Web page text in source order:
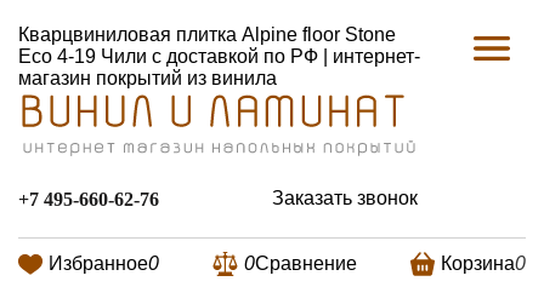
Кварцвиниловая плитка Alpine floor Stone
Eco 4-19 Чили с доставкой по РФ | интернет-
магазин покрытий из винила
+7 495-660-62-76 Заказать звонок
Избранное0 0Сравнение Корзина0